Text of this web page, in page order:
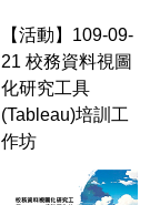
【活動】109-09-
21 校務資料視圖
化研究工具
(Tableau)培訓工
作坊